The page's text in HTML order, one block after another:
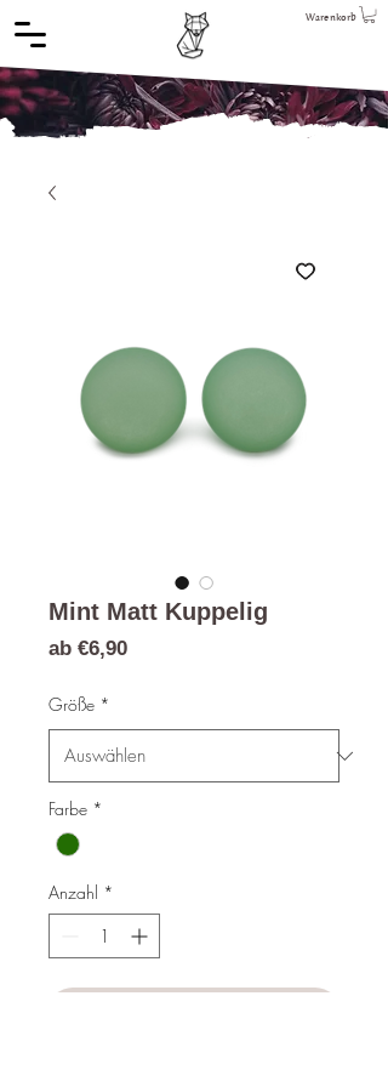
Warenkorb
Mint Matt Kuppelig
ab €6,90Sale-
Größe *
Farbe *
Anzahl *